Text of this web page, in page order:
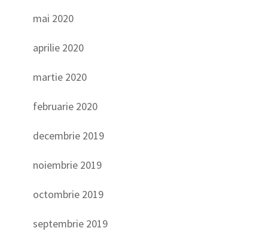
mai 2020
aprilie 2020
martie 2020
februarie 2020
decembrie 2019
noiembrie 2019
octombrie 2019
septembrie 2019